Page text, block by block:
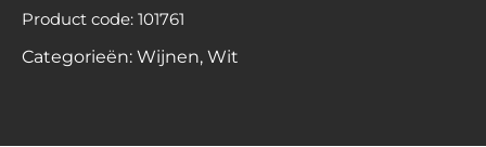
Product code: 101761
Categorieën: Wijnen, Wit